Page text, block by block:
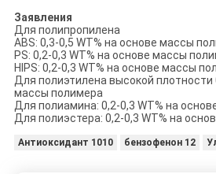
Заявления
Для полипропилена
ABS: 0,3-0,5 WT% на основе массы
PS: 0,2-0,3 WT% на основе массы
HIPS: 0,2-0,3 WT% на основе массы
Для полиэтилена высокой плотности
массы полимера
Для полиамина: 0,2-0,3 WT% на
Для полиэстера: 0,2-0,3 WT% на
Антиоксидант 1010 бензофенон 12